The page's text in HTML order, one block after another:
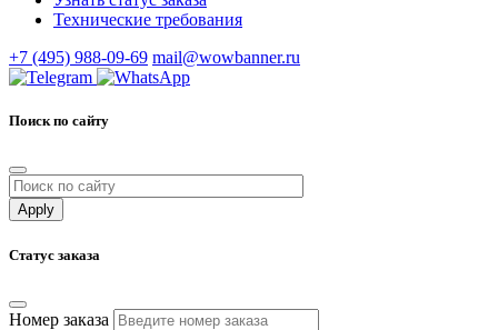
Технические требования
+7 (495) 988-09-69 mail@wowbanner.ru
Поиск по сайту
Статус заказа
Номер заказа